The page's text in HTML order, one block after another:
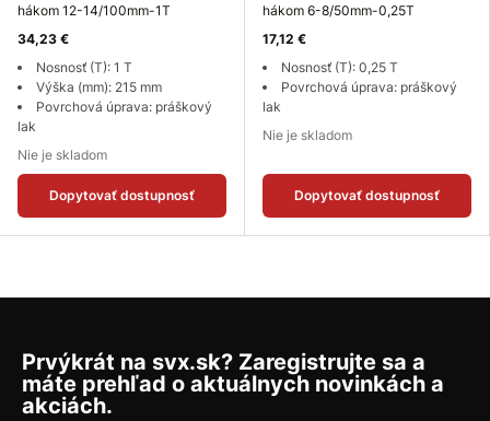
hákom 12-14/100mm-1T
34,23 €
Nosnosť (T): 1 T
Výška (mm): 215 mm
Povrchová úprava: práškový
lak
Nie je skladom
Dopytovať dostupnosť
hákom 6-8/50mm-0,25T
17,12 €
Nosnosť (T): 0,25 T
Povrchová úprava: práškový
lak
Nie je skladom
Dopytovať dostupnosť
Prvýkrát na svx.sk? Zaregistrujte sa a
máte prehľad o aktuálnych novinkách a
akciách.